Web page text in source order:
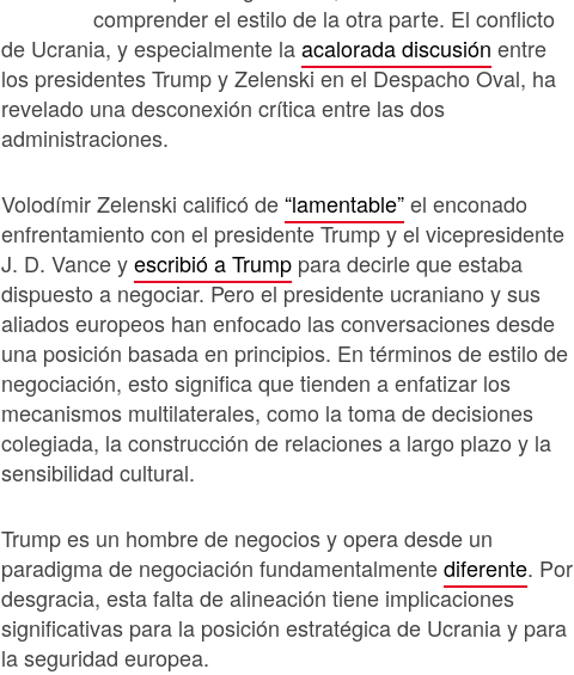
comprender el estilo de la otra parte. El conflicto
de Ucrania, y especialmente laacalorada discusión entre
los presidentes Trump y Zelenski en el Despacho Oval, ha
revelado una desconexión crítica entre las dos
administraciones.
Volodímir Zelenski calificó de“lamentable”el enconado
enfrentamiento con el presidente Trump y el vicepresidente
J. D. Vance yescribió a Trump para decirle que estaba
dispuesto a negociar. Pero el presidente ucraniano y sus
aliados europeos han enfocado las conversaciones desde
una posición basada en principios. En términos de estilo de
negociación, esto significa que tienden a enfatizar los
mecanismos multilaterales, como la toma de decisiones
colegiada, la construcción de relaciones a largo plazo y la
sensibilidad cultural.
Trump es un hombre de negocios y opera desde un
paradigma de negociación fundamentalmentediferente. Por
desgracia, esta falta de alineación tiene implicaciones
significativas para la posición estratégica de Ucrania y para
la seguridad europea.